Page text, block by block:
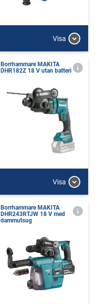
Visa
Borrhammare MAKITA
DHR182Z 18 V utan batteri
Visa
Borrhammare MAKITA
DHR243RTJW 18 V med
dammutsug